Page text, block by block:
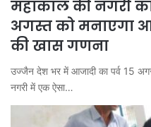
महाकाल की नगरी
अगस्त को मनाएगा
की खास गणना
उज्जैन देश भर में आजादी का पर्व 15
नगरी में एक ऐसा…